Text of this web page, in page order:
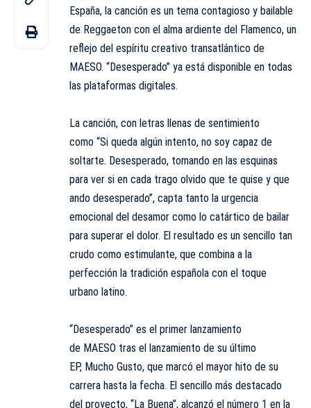
España, la canción es un tema contagioso y bailable
de Reggaeton con el alma ardiente del Flamenco, un
reflejo del espíritu creativo transatlántico de
MAESO. “Desesperado” ya está disponible en todas
las plataformas digitales.
La canción, con letras llenas de sentimiento
como “Si queda algún intento, no soy capaz de
soltarte. Desesperado, tomando en las esquinas
para ver si en cada trago olvido que te quise y que
ando desesperado”, capta tanto la urgencia
emocional del desamor como lo catártico de bailar
para superar el dolor. El resultado es un sencillo tan
crudo como estimulante, que combina a la
perfección la tradición española con el toque
urbano latino.
“Desesperado” es el primer lanzamiento
de MAESO tras el lanzamiento de su último
EP, Mucho Gusto, que marcó el mayor hito de su
carrera hasta la fecha. El sencillo más destacado
del proyecto, “La Buena”, alcanzó el número 1 en la